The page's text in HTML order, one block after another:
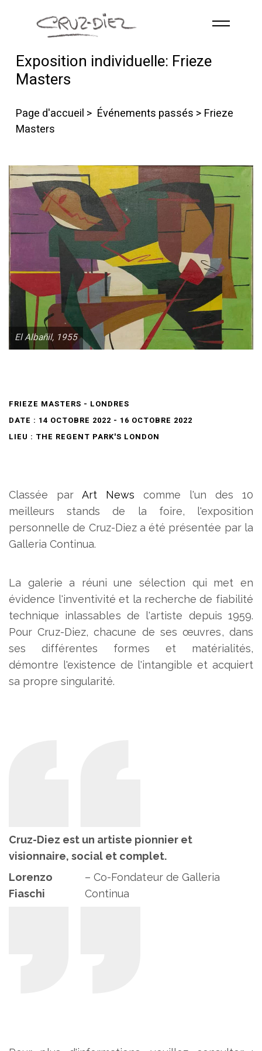
Skip to main content
ACCUEIL
À PROPOS
ÉVÉNEMENTS
PUBLICATIONS
CONTACT
French
Exposition individuelle: Frieze
Masters
Page d'accueil > Événements passés > Frieze
Masters
El Albañil, 1955
FRIEZE MASTERS - LONDRES
DATE : 14 OCTOBRE 2022 - 16 OCTOBRE 2022
LIEU : THE REGENT PARK'S LONDON
Classée parArt News comme l'un des 10
meilleurs stands de la foire, l'exposition
personnelle de Cruz-Diez a été présentée par la
Galleria Continua.
La galerie a réuni une sélection qui met en
évidence l'inventivité et la recherche de fiabilité
technique inlassables de l'artiste depuis 1959.
Pour Cruz-Diez, chacune de ses œuvres, dans
ses différentes formes et matérialités,
démontre l'existence de l'intangible et acquiert
sa propre singularité.
Cruz-Diez est un artiste pionnier et
visionnaire, social et complet.
Lorenzo
Fiaschi
– Co-Fondateur de Galleria
Continua